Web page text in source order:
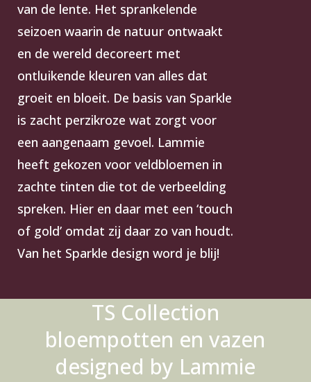
van de lente. Het sprankelende
seizoen waarin de natuur ontwaakt
en de wereld decoreert met
ontluikende kleuren van alles dat
groeit en bloeit. De basis van Sparkle
is zacht perzikroze wat zorgt voor
een aangenaam gevoel. Lammie
heeft gekozen voor veldbloemen in
zachte tinten die tot de verbeelding
spreken. Hier en daar met een ‘touch
of gold’ omdat zij daar zo van houdt.
Van het Sparkle design word je blij!
TS Collection
bloempotten en vazen
designed by Lammie